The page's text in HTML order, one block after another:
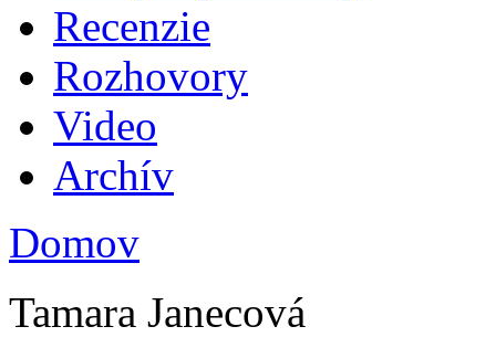
Recenzie
Rozhovory
Video
Archív
Nachádzate sa tu
Domov
Tamara Janecová